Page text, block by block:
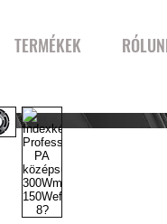
TERMÉKEK